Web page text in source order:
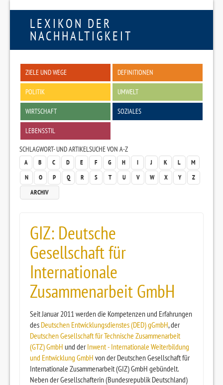
LEXIKON DER
NACHHALTIGKEIT
ZIELE UND WEGE DEFINITIONEN
POLITIK UMWELT
WIRTSCHAFT SOZIALES
LEBENSSTIL
SCHLAGWORT- UND ARTIKELSUCHE VON A-Z
A B C D E F G H I J K L
M
N
O P Q R S T U V W X Y
Z
ARCHIV
GIZ: Deutsche
Gesellschaft für
Internationale
Zusammenarbeit GmbH
Seit Januar 2011 werden die Kompetenzen und Erfahrungen
des Deutschen Entwicklungsdienstes (DED) gGmbH, der
Deutschen Gesellschaft für Technische Zusammenarbeit
(GTZ) GmbH und derInwent - Internationale Weiterbildung
und Entwicklung GmbH von der Deutschen Gesellschaft für
Internationale Zusammenarbeit (GIZ) GmbH gebündelt.
Neben der Gesellschafterin (Bundesrepublik Deutschland)